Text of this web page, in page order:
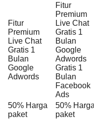
Fitur
Premium
Live Chat
Gratis 1
Bulan
Google
Adwords
Fitur
Premium
Live Chat
Gratis 1
Bulan
Google
Adwords
Gratis 1
Bulan
Facebook
Ads
50% Harga
paket
50%
paket